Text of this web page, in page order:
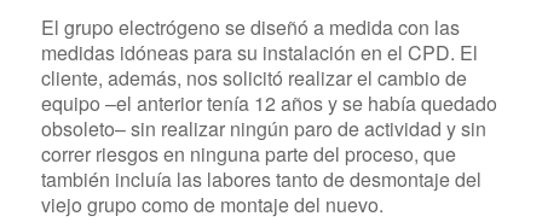
El grupo electrógeno se diseñó a medida con las
medidas idóneas para su instalación en el CPD. El
cliente, además, nos solicitó realizar el cambio de
equipo –el anterior tenía 12 años y se había quedado
obsoleto– sin realizar ningún paro de actividad y sin
correr riesgos en ninguna parte del proceso, que
también incluía las labores tanto de desmontaje del
viejo grupo como de montaje del nuevo.